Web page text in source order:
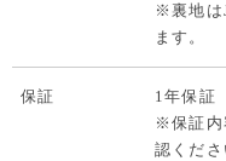
※裏地は
ます。
保証
1年保証
※保証内
認くださ